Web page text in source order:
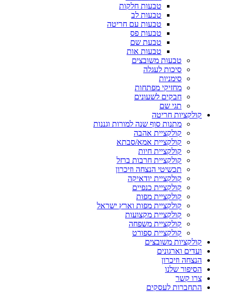
טבעות חלקות
טבעות לב
טבעות עם חריטה
טבעות פס
טבעת שם
טבעות אות
טבעות משובצים
סיכות לעגלה
סימניות
מחזיקי מפתחות
חבקים לשעונים
תגי שם
קולקציות חריטה
מתנות סוף שנה למורות וגננות
קולקציית אהבה
קולקציית אמא/סבתא
קולקציית חיות
קולקציית חרבות ברזל
תכשיטי הנצחה וזיכרון
קולקציית יודאיקה
קולקציית כנפיים
קולקציית מפות
קולקציית מפות וארץ ישראל
קולקציית מקצועות
קולקציית משפחה
קולקציית ספורט
קולקציות משובצים
ועדים וארגונים
הנצחה וזיכרון
הסיפור שלנו
צרו קשר
התחברות לעסקים